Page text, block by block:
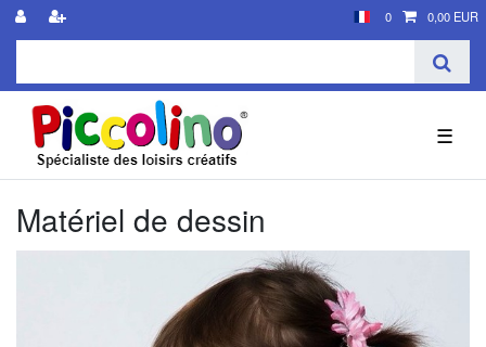
0 0,00 EUR
☰
Matériel de dessin